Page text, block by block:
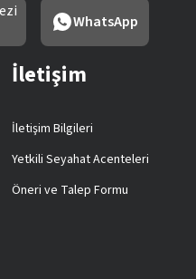
WhatsApp
İletişim
İletişim Bilgileri
Yetkili Seyahat Acenteleri
Öneri ve Talep Formu